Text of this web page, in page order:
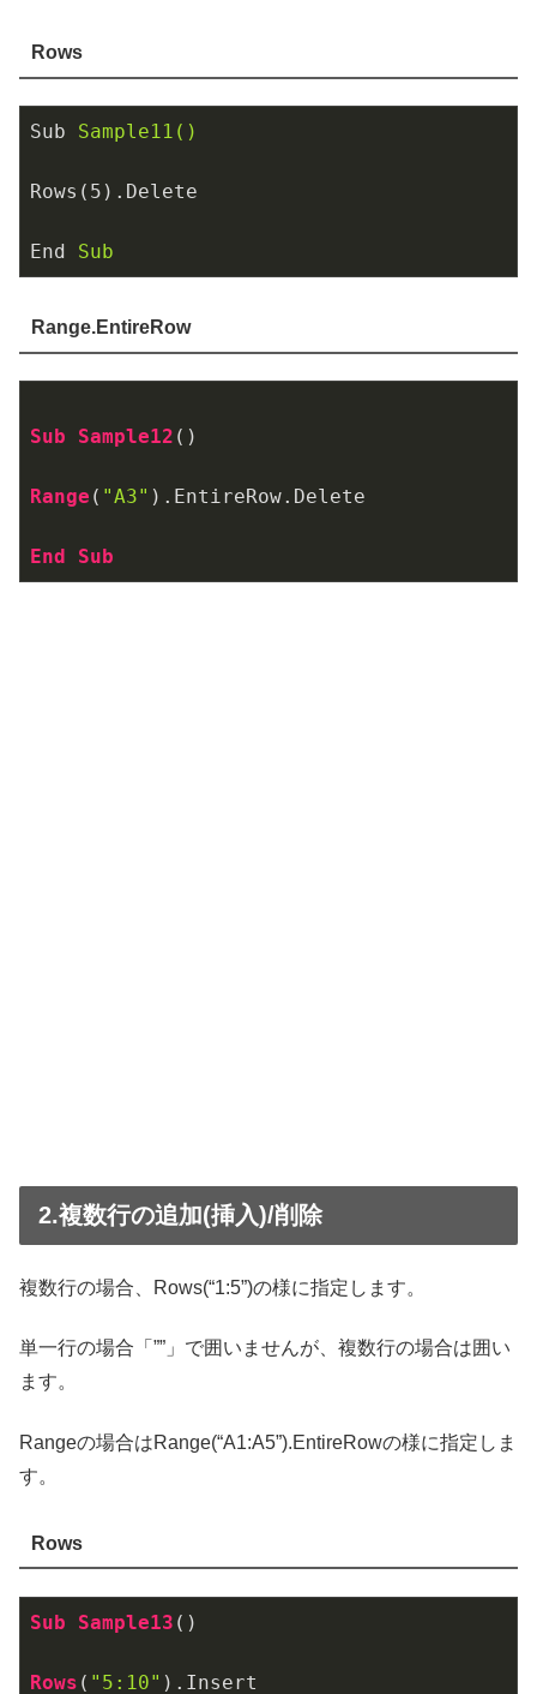
Rows
Sub Sample11()
Rows(5).Delete
End Sub
Range.EntireRow
Sub Sample12 ()
Range ( "A3" ) .EntireRow.Delete
End Sub
2.複数行の追加(挿入)/削除
複数行の場合、Rows(“1:5”)の様に指定します。
単一行の場合「””」で囲いませんが、複数行の場合は囲い
ます。
Rangeの場合はRange(“A1:A5”).EntireRowの様に指定しま
す。
Rows
Sub Sample13 ()
Rows ( "5:10" ) .Insert